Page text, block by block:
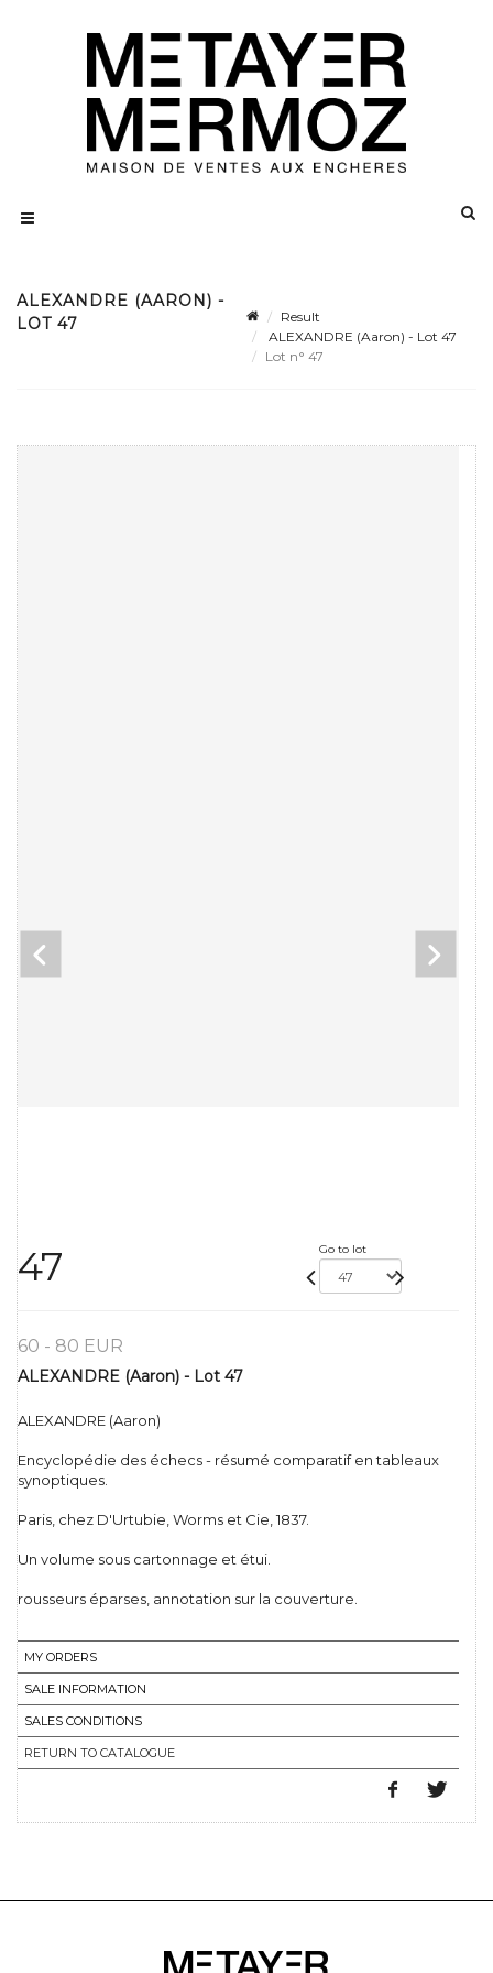
ALEXANDRE (AARON) -
LOT 47
Result
ALEXANDRE (Aaron) - Lot 47
Lot n° 47
47 Go to lot
60 - 80 EUR
ALEXANDRE (Aaron) - Lot 47
ALEXANDRE (Aaron)
Encyclopédie des échecs - résumé comparatif en tableaux
synoptiques.
Paris, chez D'Urtubie, Worms et Cie, 1837.
Un volume sous cartonnage et étui.
rousseurs éparses, annotation sur la couverture.
MY ORDERS
SALE INFORMATION
SALES CONDITIONS
RETURN TO CATALOGUE